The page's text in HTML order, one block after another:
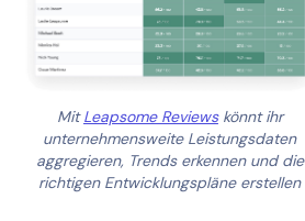
MitLeapsome Reviewskönnt ihr
unternehmensweite Leistungsdaten
aggregieren, Trends erkennen und die
richtigen Entwicklungspläne erstellen